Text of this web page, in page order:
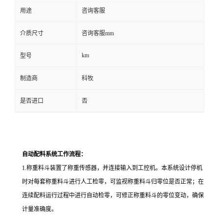
用途 咨询客服
介质尺寸 咨询客服mm
型号 km
制造商 科牧
是否进口 否
自动配料系统工作流程：
1.称重料斗装置了称重传感器，并连接输入到工控机。本系统设计停机
时对每套称重料斗进行人工检零，可监视称重料斗归零位是否正常；在
连续配料运行过程中进行自动检零，可修正称重料斗的零位变动，确保
计量准确度。